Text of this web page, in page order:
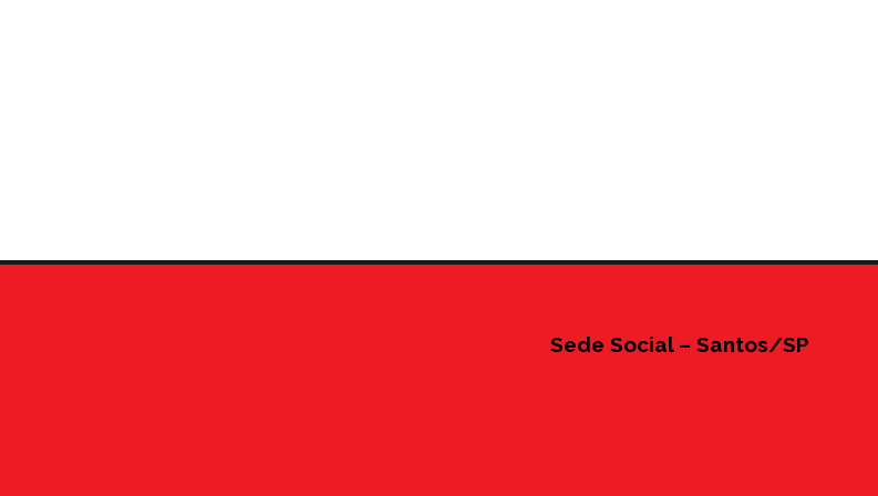
Sede Social – Santos/SP